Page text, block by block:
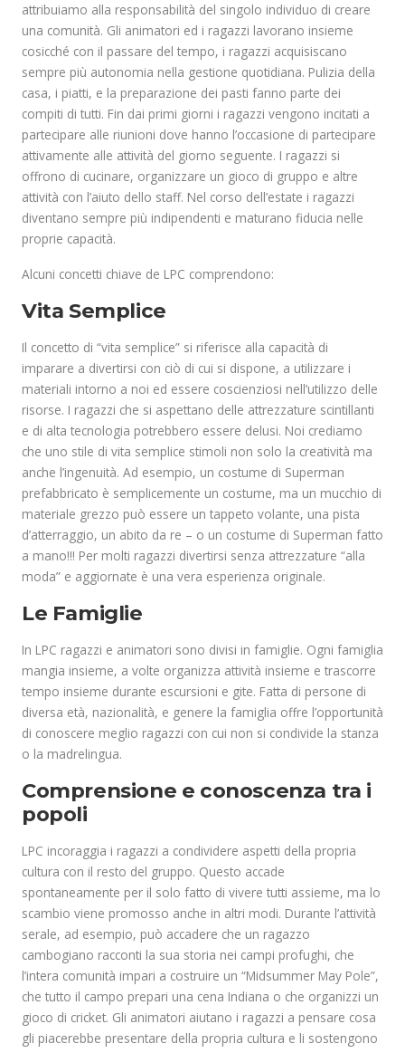
attribuiamo alla responsabilità del singolo individuo di creare
una comunità. Gli animatori ed i ragazzi lavorano insieme
cosicché con il passare del tempo, i ragazzi acquisiscano
sempre più autonomia nella gestione quotidiana. Pulizia della
casa, i piatti, e la preparazione dei pasti fanno parte dei
compiti di tutti. Fin dai primi giorni i ragazzi vengono incitati a
partecipare alle riunioni dove hanno l’occasione di partecipare
attivamente alle attività del giorno seguente. I ragazzi si
offrono di cucinare, organizzare un gioco di gruppo e altre
attività con l’aiuto dello staff. Nel corso dell’estate i ragazzi
diventano sempre più indipendenti e maturano fiducia nelle
proprie capacità.
Alcuni concetti chiave de LPC comprendono:
Vita Semplice
Il concetto di “vita semplice” si riferisce alla capacità di
imparare a divertirsi con ciò di cui si dispone, a utilizzare i
materiali intorno a noi ed essere coscienziosi nell’utilizzo delle
risorse. I ragazzi che si aspettano delle attrezzature scintillanti
e di alta tecnologia potrebbero essere delusi. Noi crediamo
che uno stile di vita semplice stimoli non solo la creatività ma
anche l’ingenuità. Ad esempio, un costume di Superman
prefabbricato è semplicemente un costume, ma un mucchio di
materiale grezzo può essere un tappeto volante, una pista
d’atterraggio, un abito da re – o un costume di Superman fatto
a mano!!! Per molti ragazzi divertirsi senza attrezzature “alla
moda” e aggiornate è una vera esperienza originale.
Le Famiglie
In LPC ragazzi e animatori sono divisi in famiglie. Ogni famiglia
mangia insieme, a volte organizza attività insieme e trascorre
tempo insieme durante escursioni e gite. Fatta di persone di
diversa età, nazionalità, e genere la famiglia offre l’opportunità
di conoscere meglio ragazzi con cui non si condivide la stanza
o la madrelingua.
Comprensione e conoscenza tra i
popoli
LPC incoraggia i ragazzi a condividere aspetti della propria
cultura con il resto del gruppo. Questo accade
spontaneamente per il solo fatto di vivere tutti assieme, ma lo
scambio viene promosso anche in altri modi. Durante l’attività
serale, ad esempio, può accadere che un ragazzo
cambogiano racconti la sua storia nei campi profughi, che
l’intera comunità impari a costruire un “Midsummer May Pole”,
che tutto il campo prepari una cena Indiana o che organizzi un
gioco di cricket. Gli animatori aiutano i ragazzi a pensare cosa
gli piacerebbe presentare della propria cultura e li sostengono